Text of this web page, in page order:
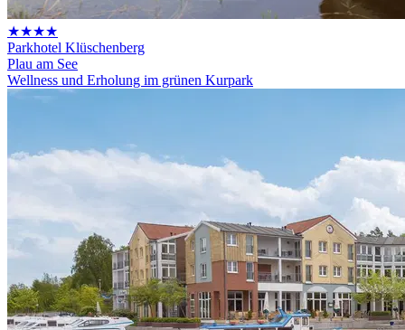
★★★★
Parkhotel Klüschenberg
Plau am See
Wellness und Erholung im grünen Kurpark